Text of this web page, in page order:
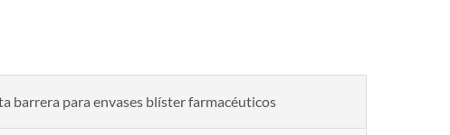
barrera para envases blíster farmacéuticos